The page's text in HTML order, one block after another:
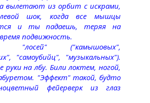
вылетают из орбит с искрами,
шок, когда все мышцы
и ты падаешь, теряя на
подвижность.
"лосей" ("камышовых",
"самоубийц", "музыкальных").
руки на лбу. Били локтем, ногой,
"Эффект" такой, будто
фейерверк из глаз